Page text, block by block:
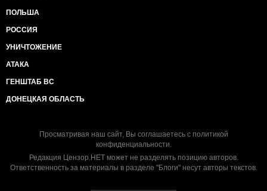
ПОЛЬША
РОССИЯ
УНИЧТОЖЕНИЕ
АТАКА
ГЕНШТАБ ВС
ДОНЕЦКАЯ ОБЛАСТЬ
Просматривая наш сайт, Вы соглашаетесь с политикой
конфиденциальности.
Редакция Цензор.НЕТ может не разделять позицию авторов.
Ответственность за материалы в разделе "Блоги" несут авторы текстов.